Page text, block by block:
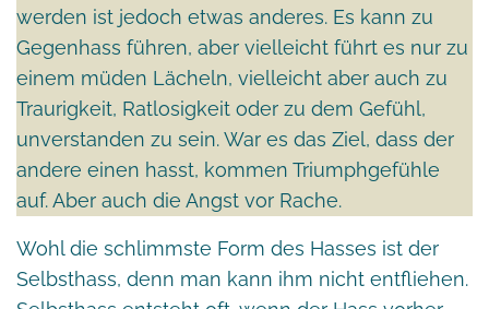
werden ist jedoch etwas anderes. Es kann zu
Gegenhass führen, aber vielleicht führt es nur zu
einem müden Lächeln, vielleicht aber auch zu
Traurigkeit, Ratlosigkeit oder zu dem Gefühl,
unverstanden zu sein. War es das Ziel, dass der
andere einen hasst, kommen Triumphgefühle
auf. Aber auch die Angst vor Rache.
Wohl die schlimmste Form des Hasses ist der
Selbsthass, denn man kann ihm nicht entfliehen.